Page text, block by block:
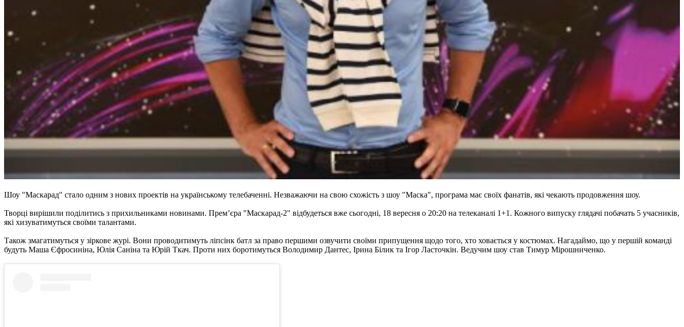
Шоу "Маскарад" стало одним з нових проектів на українському телебаченні. Незважаючи на свою схожість з шоу "Маска", програма має своїх фанатів, які чекають продовження шоу.
Творці вирішили поділитись з прихильниками новинами. Прем’єра "Маскарад-2" відбудеться вже сьогодні, 18 вересня о 20:20 на телеканалі 1+1. Кожного випуску глядачі побачать 5 учасників,
які хизуватимуться своїми талантами.
Також змагатимуться у зіркове журі. Вони проводитимуть ліпсінк батл за право першими озвучити своїми припущення щодо того, хто ховається у костюмах. Нагадаймо, що у першій команді
будуть Маша Єфросиніна, Юлія Саніна та Юрій Ткач. Проти них боротимуться Володимир Дантес, Ірина Білик та Ігор Ласточкін. Ведучим шоу став Тимур Мірошниченко.